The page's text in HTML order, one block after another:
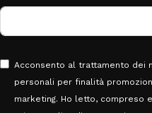
Acconsento al trattamento dei
personali per finalità
marketing. Ho letto, compreso
lettino più
piumone per
personale